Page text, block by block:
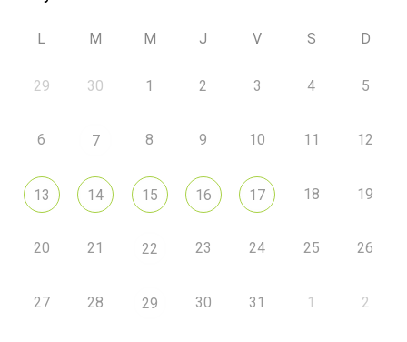
L M M J V S D
29 30 1 2 3 4 5
6 7 8 9 10 11 12
13 14 15 16 17 18 19
20 21 22 23 24 25 26
27 28 29 30 31 1 2